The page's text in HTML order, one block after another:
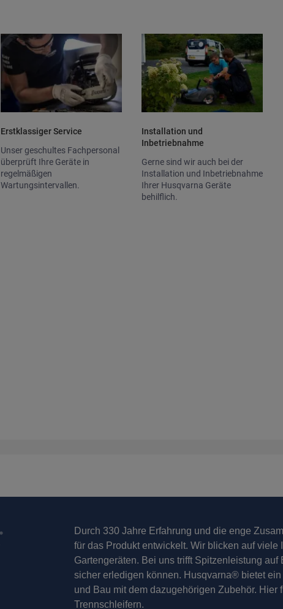
Erstklassiger Service
Unser geschultes Fachpersonal
überprüft Ihre Geräte in
regelmäßigen
Wartungsintervallen.
Installation und
Inbetriebnahme
Gerne sind wir auch bei der
Installation und Inbetriebnahme
Ihrer Husqvarna Geräte
behilflich.
Durch 330 Jahre Erfahrung und die enge
für das Produkt entwickelt. Wir blicken auf
Gartengeräten. Bei uns trifft Spitzenleistung
sicher erledigen können. Husqvarna® bietet
und Bau mit dem dazugehörigen Zubehör.
Trennschleifern.